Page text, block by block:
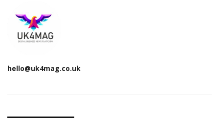
hello@uk4mag.co.uk